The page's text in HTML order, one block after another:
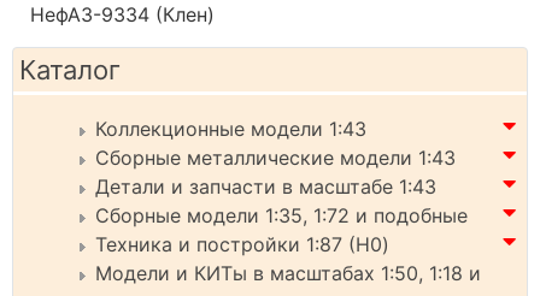
НефАЗ-9334 (Клен)
Каталог
Коллекционные модели 1:43
Сборные металлические модели 1:43
Детали и запчасти в масштабе 1:43
Сборные модели 1:35, 1:72 и подобные
Техника и постройки 1:87 (H0)
Модели и КИТы в масштабах 1:50, 1:18 и